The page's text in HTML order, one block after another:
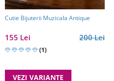
Cutie Bijuterii Muzicala Antique
200 Lei
155 Lei
(1)
VEZI VARIANTE